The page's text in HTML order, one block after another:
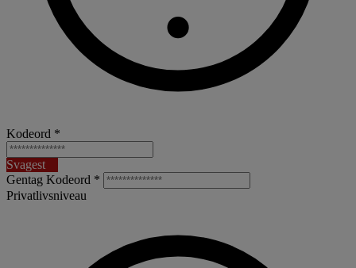
Kodeord *
Svagest
Gentag Kodeord *
Privatlivsniveau